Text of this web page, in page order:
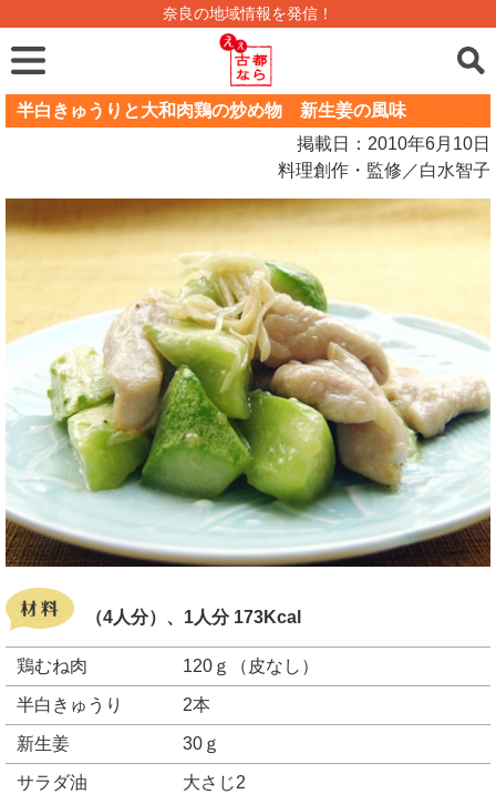
奈良の地域情報を発信！
半白きゅうりと大和肉鶏の炒め物 新生姜の風味
掲載日：2010年6月10日
料理創作・監修／白水智子
（4人分）、1人分 173Kcal
鶏むね肉 120ｇ（皮なし）
半白きゅうり 2本
新生姜 30ｇ
サラダ油 大さじ2